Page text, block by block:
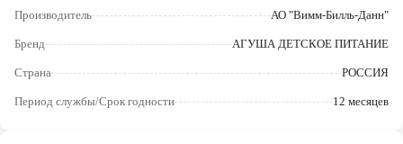
Северодвинск
Ярославль
Производитель АО "Вимм-Билль-Данн"
Бренд АГУША ДЕТСКОЕ ПИТАНИЕ
Страна РОССИЯ
Период службы/Срок годности 12 месяцев